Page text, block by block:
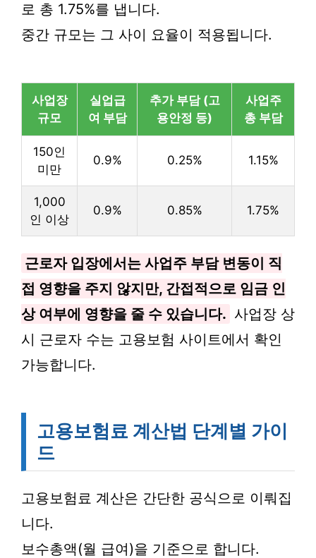
로 총 1.75%를 냅니다.
중간 규모는 그 사이 요율이 적용됩니다.
사업장
규모
실업급
여 부담
추가 부담 (고
용안정 등)
사업주
총 부담
150인
미만
0.9% 0.25% 1.15%
1,000
인 이상
0.9% 0.85% 1.75%
근로자 입장에서는 사업주 부담 변동이 직
접 영향을 주지 않지만, 간접적으로 임금 인
상 여부에 영향을 줄 수 있습니다. 사업장 상
시 근로자 수는 고용보험 사이트에서 확인
가능합니다.
고용보험료 계산법 단계별 가이
드
고용보험료 계산은 간단한 공식으로 이뤄집
니다.
보수총액(월 급여)을 기준으로 합니다.